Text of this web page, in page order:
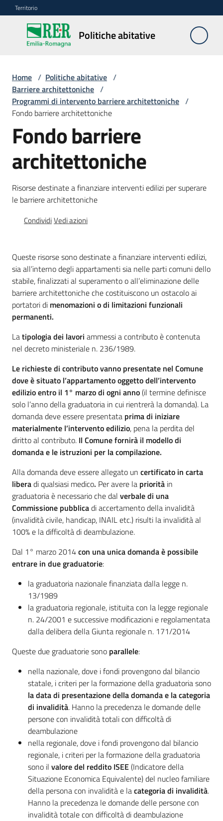
Vai al contenuto
Vai alla navigazione
Vai al footer
Territorio
Politiche abitative
Politiche
abitative
Edilizia
Residenziale
Pubblica
Residenziale
Sostegno
all'affitto
Barriere
architettoniche
Autorizzazioni
ORSA
Argomenti
Novità
Servizi
Leggi Atti Bandi
Piani Programmi
Progetti
Home / Politiche abitative /
Barriere architettoniche /
Programmi di intervento barriere architettoniche /
Fondo barriere architettoniche
Fondo barriere
architettoniche
Risorse destinate a finanziare interventi edilizi per superare
le barriere architettoniche
CondividiVedi azioni
Queste risorse sono destinate a finanziare interventi edilizi,
sia all’interno degli appartamenti sia nelle parti comuni dello
stabile, finalizzati al superamento o all’eliminazione delle
barriere architettoniche che costituiscono un ostacolo ai
portatori di menomazioni o di limitazioni funzionali
permanenti.
Latipologia dei lavori ammessi a contributo è contenuta
nel decreto ministeriale n. 236/1989.
Le richieste di contributo vanno presentate nel Comune
dove è situato l’appartamento oggetto dell’intervento
edilizio entro il 1° marzo di ogni anno(il termine definisce
solo l’anno della graduatoria in cui rientrerà la domanda). La
domanda deve essere presentata prima di iniziare
materialmente l’intervento edilizio, pena la perdita del
diritto al contributo. Il Comune fornirà il modello di
domanda e le istruzioni per la compilazione.
Alla domanda deve essere allegato un certificato in carta
liberadi qualsiasi medico. Per avere la priorità in
graduatoria è necessario che dal verbale di una
Commissione pubblicadi accertamento della invalidità
(invalidità civile, handicap, INAIL etc.) risulti la invalidità al
100% e la difficoltà di deambulazione.
Dal 1° marzo 2014con una unica domanda è possibile
entrare in due graduatorie:
la graduatoria nazionale finanziata dalla legge n.
13/1989
la graduatoria regionale, istituita con la legge regionale
n. 24/2001 e successive modificazioni e regolamentata
dalla delibera della Giunta regionale n. 171/2014
Queste due graduatorie sono parallele:
nella nazionale, dove i fondi provengono dal bilancio
statale, i criteri per la formazione della graduatoria sono
la data di presentazione della domanda e la categoria
di invalidità. Hanno la precedenza le domande delle
persone con invalidità totali con difficoltà di
deambulazione
nella regionale, dove i fondi provengono dal bilancio
regionale, i criteri per la formazione della graduatoria
sono il valore del reddito ISEE(Indicatore della
Situazione Economica Equivalente) del nucleo familiare
della persona con invalidità e lacategoria di invalidità.
Hanno la precedenza le domande delle persone con
invalidità totale con difficoltà di deambulazione